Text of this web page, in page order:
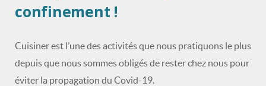
confinement !
Cuisiner est l’une des activités que nous pratiquons le plus
depuis que nous sommes obligés de rester chez nous pour
éviter la propagation du Covid-19.